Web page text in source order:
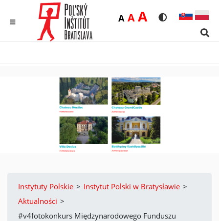
Rozmiar
ADomyślna
AŚrednia
ADużaWersja
Instytuty Polskie > Instytut Polski w Bratysławie >
Aktualności >
#v4fotokonkurs Międzynarodowego Funduszu